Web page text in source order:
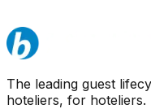
The leading guest
hoteliers, for hoteliers.